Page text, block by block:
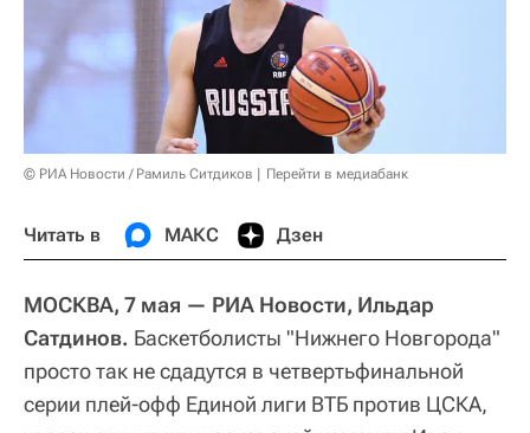
© РИА Новости / Рамиль Ситдиков Перейти в медиабанк
Читать в МАКС Дзен
МОСКВА, 7 мая — РИА Новости, Ильдар
Сатдинов. Баскетболисты "Нижнего Новгорода"
просто так не сдадутся в четвертьфинальной
серии плей-офф Единой лиги ВТБ против ЦСКА,